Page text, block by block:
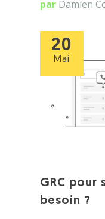
par Damien
20
Mai
GRC pour
besoin ?